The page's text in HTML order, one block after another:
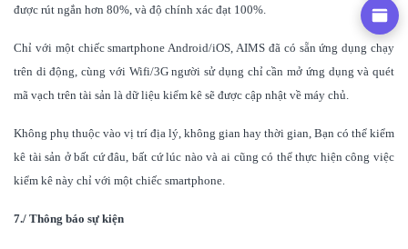
được rút ngắn hơn 80%, và độ chính xác đạt 100%.
Chỉ với một chiếc smartphone Android/iOS, AIMS đã có sẵn ứng dụng chạy
trên di động, cùng với Wifi/3G người sử dụng chỉ cần mở ứng dụng và quét
mã vạch trên tài sản là dữ liệu kiểm kê sẽ được cập nhật về máy chủ.
Không phụ thuộc vào vị trí địa lý, không gian hay thời gian, Bạn có thể kiểm
kê tài sản ở bất cứ đâu, bất cứ lúc nào và ai cũng có thể thực hiện công việc
kiểm kê này chỉ với một chiếc smartphone.
7./ Thông báo sự kiện